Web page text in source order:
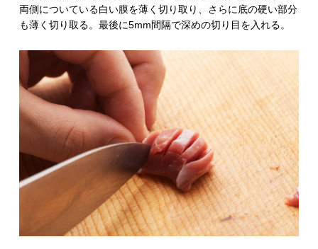
両側についている白い膜を薄く切り取り、さらに底の硬い部分
も薄く切り取る。最後に5mm間隔で深めの切り目を入れる。